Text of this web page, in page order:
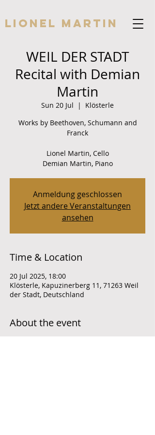
Lionel Martin
WEIL DER STADT
Recital with Demian
Martin
Sun 20 Jul
  |
Klösterle
Works by Beethoven, Schumann and
Franck
Lionel Martin, Cello
Demian Martin, Piano
Anmeldung geschlossen
Jetzt andere Veranstaltungen
ansehen
Time & Location
20 Jul 2025, 18:00
Klösterle, Kapuzinerberg 11, 71263 Weil
der Stadt, Deutschland
About the event